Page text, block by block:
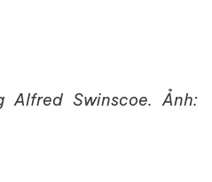
Swinscoe. Ảnh: